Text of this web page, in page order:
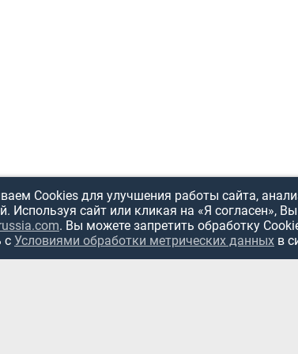
Cookies для улучшения работы сайта,
Используя сайт или кликая на «Я согласен»,
. Вы можете запретить обработку
с Условиями обработки метрических данных в